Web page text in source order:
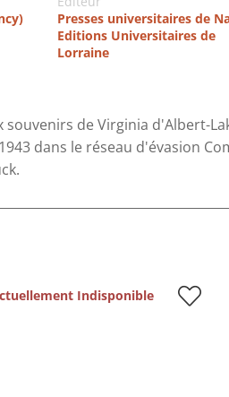
Presses universitaires de
Editions Universitaires de
Lorraine
de Virginia d'Albert-
dans le réseau d'évasion
Indisponible